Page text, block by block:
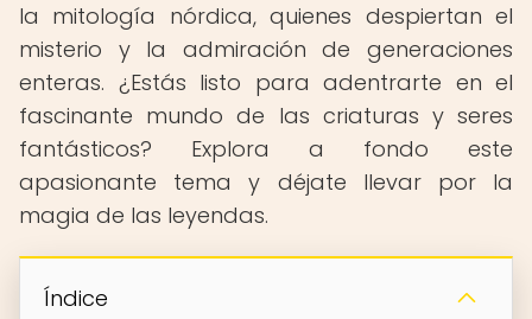
la mitología nórdica, quienes despiertan el
misterio y la admiración de generaciones
enteras. ¿Estás listo para adentrarte en el
fascinante mundo de las criaturas y seres
fantásticos? Explora a fondo este
apasionante tema y déjate llevar por la
magia de las leyendas.
Índice